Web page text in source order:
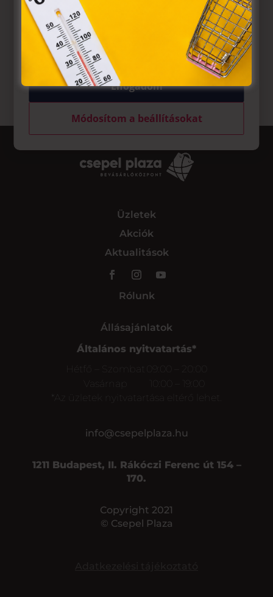
Üzletek
Akciók
Aktualitások
Rólunk
Állásajánlatok
Általános nyitvatartás*
Hétfő – Szombat
09:00 – 20:00
Vasárnap
*Az üzletek nyitvatartása eltérő lehet.
info@csepelplaza.hu
1211 Budapest, II. Rákóczi Ferenc út 154 –
170.
Copyright 2021
© Csepel Plaza
weblapoknak, melyek az Európai Unió országain belül
működnek, a „sütik" használatához, és ezeknek a
felhasználó számítógépén vagy egyéb eszközén történő
tárolásához a felhasználók hozzájárulását kell kérniük.
Elfogadom
Módosítom a beállításokat